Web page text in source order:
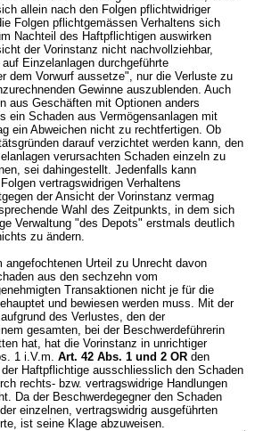
allein nach den Folgen pflichtwidriger
Folgen pflichtgemässen Verhaltens sich
Nachteil des Haftpflichtigen auswirken
der Vorinstanz nicht nachvollziehbar,
Einzelanlagen durchgeführte
dem Vorwurf aussetze", nur die Verluste zu
Gewinne auszublenden. Auch
aus Geschäften mit Optionen anders
ein Schaden aus Vermögensanlagen mit
ein Abweichen nicht zu rechtfertigen. Ob
darauf verzichtet werden kann, den
verursachten Schaden einzeln zu
sei dahingestellt. Jedenfalls kann
vertragswidrigen Verhaltens
der Ansicht der Vorinstanz vermag
Wahl des Zeitpunkts, in dem sich
Verwaltung "des Depots" erstmals deutlich
zu ändern.
angefochtenen Urteil zu Unrecht davon
aus den sechzehn vom
Transaktionen nicht je für die
und bewiesen werden muss. Mit der
des Verlustes, den der
gesamten, bei der Beschwerdeführerin
hat, hat die Vorinstanz in unrichtiger
1 i.V.m. Art. 42 Abs. 1 und 2 OR den
Haftpflichtige ausschliesslich den Schaden
rechts- bzw. vertragswidrige Handlungen
Da der Beschwerdegegner den Schaden
einzelnen, vertragswidrig ausgeführten
ist seine Klage abzuweisen.